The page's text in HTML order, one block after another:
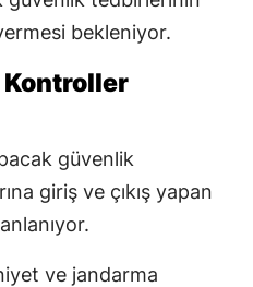
bekleniyor.
güvenlik
giriş ve çıkış yapan
ve jandarma